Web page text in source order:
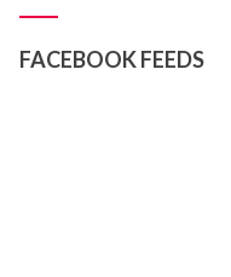
FACEBOOK FEEDS